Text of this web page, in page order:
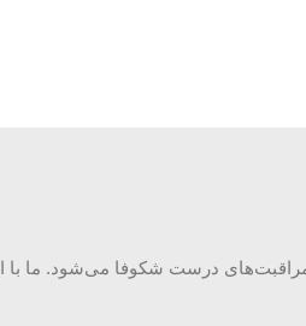
مراقبت‌های درست شکوفا می‌شود. ما